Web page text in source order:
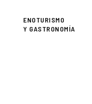
ENOTURISMO
Y GASTRONOMÍA